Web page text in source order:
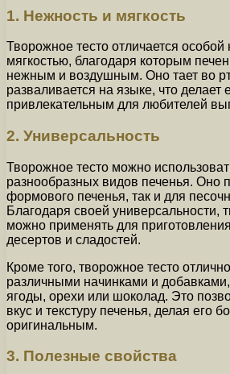
1. Нежность и мягкость
Творожное тесто отличается
мягкостью, благодаря которым
нежным и воздушным. Оно тает во
разваливается на языке, что делает
привлекательным для любителей
2. Универсальность
Творожное тесто можно
разнообразных видов печенья. Оно
формового печенья, так и для
Благодаря своей универсальности,
можно применять для
десертов и сладостей.
Кроме того, творожное тесто
различными начинками и
ягоды, орехи или шоколад. Это
вкус и текстуру печенья, делая его
оригинальным.
3. Полезные свойства